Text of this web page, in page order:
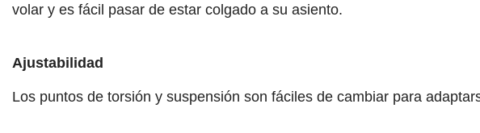
volar y es fácil pasar de estar colgado a su asiento.
Ajustabilidad
Los puntos de torsión y suspensión son fáciles de cambiar para